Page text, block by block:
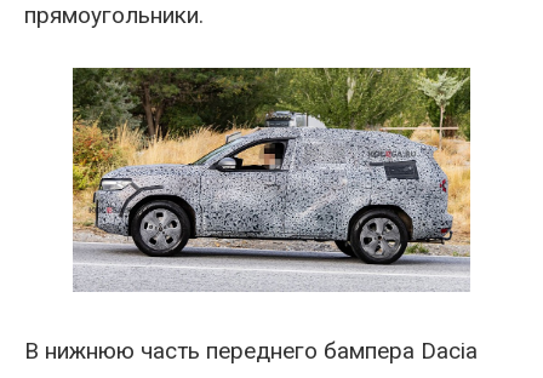
прямоугольники.
В нижнюю часть переднего бампера Dacia